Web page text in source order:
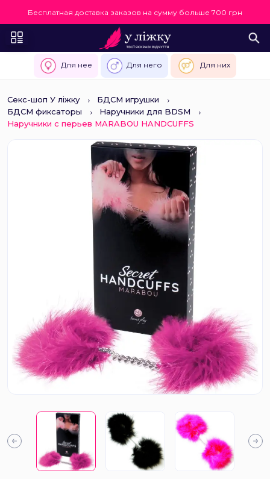
Бесплатная доставка заказов на сумму больше 700 грн
Для нее Для него Для них
Секс-шоп У ліжку
БДСМ игрушки
БДСМ фиксаторы
Наручники для BDSM
Наручники с перьев MARABOU HANDCUFFS